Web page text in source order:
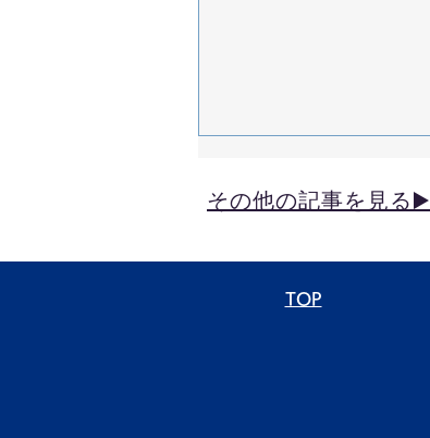
その他の記事を見る▶️
TOP